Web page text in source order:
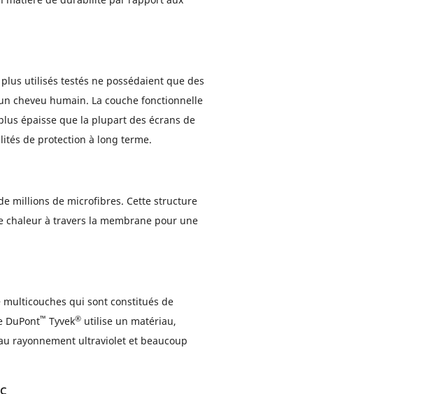
utilisés testés ne possédaient que des
cheveu humain. La couche fonctionnelle
épaisse que la plupart des écrans de
de protection à long terme.
millions de microfibres. Cette structure
chaleur à travers la membrane pour une
qui sont constitués de
DuPont™ Tyvek®utilise un matériau,
rayonnement ultraviolet et beaucoup